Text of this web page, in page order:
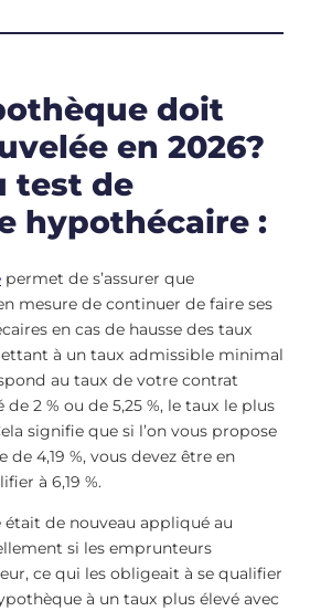
doit
en 2026?
test de
hypothécaire :
permet de s’assurer que
mesure de continuer de faire ses
en cas de hausse des taux
à un taux admissible minimal
au taux de votre contrat
2 % ou de 5,25 %, le taux le plus
signifie que si l’on vous propose
4,19 %, vous devez être en
à 6,19 %.
était de nouveau appliqué au
si les emprunteurs
ce qui les obligeait à se qualifier
à un taux plus élevé avec